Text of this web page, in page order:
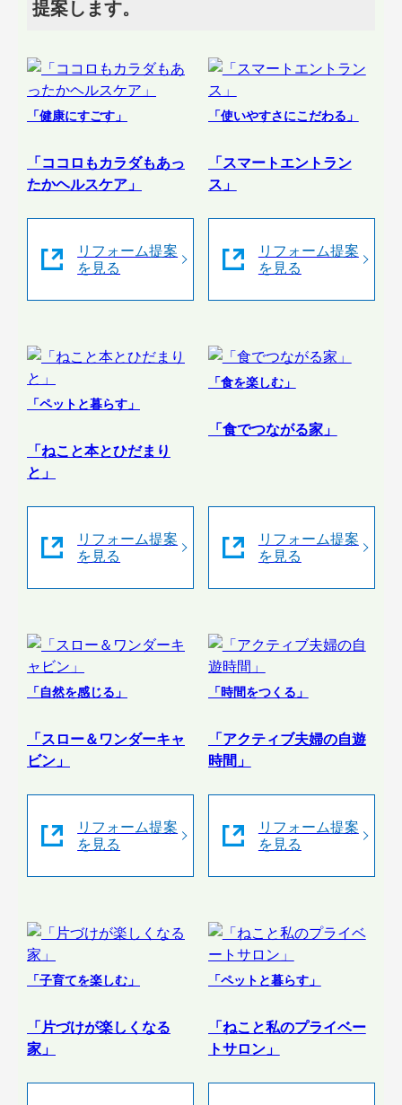
提案します。
「健康にすごす」
「ココロもカラダもあっ
たかヘルスケア」
リフォーム提案
を見る
「使いやすさにこだわる」
「スマートエントラン
ス」
リフォーム提案
を見る
「ペットと暮らす」
「ねこと本とひだまり
と」
リフォーム提案
を見る
「食を楽しむ」
「食でつながる家」
リフォーム提案
を見る
「自然を感じる」
「スロー＆ワンダーキャ
ビン」
リフォーム提案
を見る
「時間をつくる」
「アクティブ夫婦の自遊
時間」
リフォーム提案
を見る
「子育てを楽しむ」
「片づけが楽しくなる
家」
「ペットと暮らす」
「ねこと私のプライベー
トサロン」